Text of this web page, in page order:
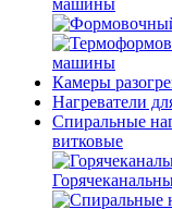
машины
машины
Камеры
Нагреватели
Спиральные
витковые